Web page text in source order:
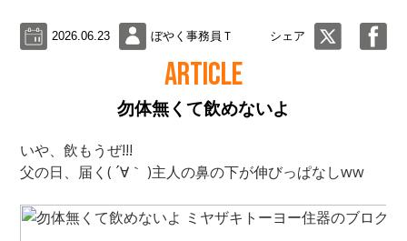
2026.06.23 ぼやく事務員Ｔ シェア
ARTICLE
勿体無くて飲めないよ